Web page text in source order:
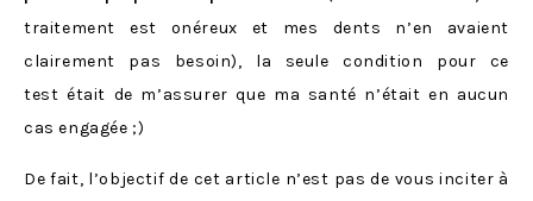
traitement est onéreux et mes dents n’en avaient
clairement pas besoin), la seule condition pour ce
test était de m’assurer que ma santé n’était en aucun
cas engagée ;)
De fait, l’objectif de cet article n’est pas de vous inciter à